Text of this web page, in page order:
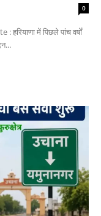
0
में पिछले पांच वर्षों